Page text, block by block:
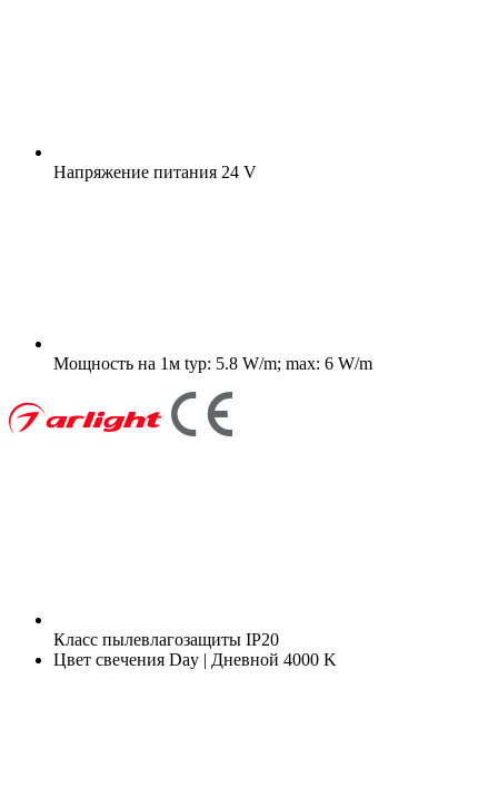
Напряжение питания 24 V
Мощность на 1м typ: 5.8 W/m; max: 6 W/m
Класс пылевлагозащиты IP20
Цвет свечения Day | Дневной 4000 K